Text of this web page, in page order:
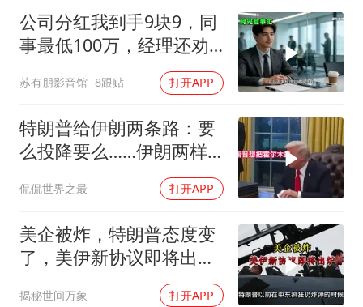
梁家辉百花奖演讲落泪
人民的健康、体质、幸福一脉相承
公司分红我到手9块9，同
事最低100万，经理还劝
我续签，我笑了：不签了
苏有朋影音馆 8跟贴 打开APP
特朗普给伊朗两条路：要
么投降要么……伊朗两样
都不选，美军无人机又被
打下来了
侃侃世界之最 打开APP
美企被炸，特朗普态度变
了，美伊新协议即将出
炉？又被中方说中了
揭秘世间万象 打开APP